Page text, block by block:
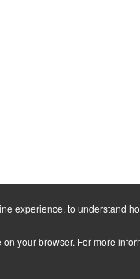
experience, to understand
your browser. For more